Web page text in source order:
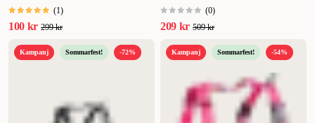
(1)
100 kr 299 kr
(0)
209 kr 509 kr
Kampanj Sommarfest! -72% Kampanj Sommarfest! -54%